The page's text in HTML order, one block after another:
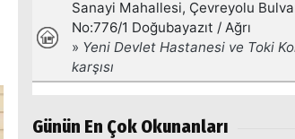
Günün En Çok Okunanları